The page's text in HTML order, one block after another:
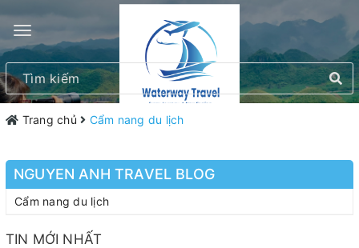
Trang chủ Cẩm nang du lịch
NGUYEN ANH TRAVEL BLOG
Cẩm nang du lịch
TIN MỚI NHẤT